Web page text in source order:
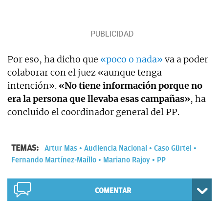
Por eso, ha dicho que «poco o nada» va a poder
colaborar con el juez «aunque tenga
intención». «No tiene información porque no
era la persona que llevaba esas campañas», ha
concluido el coordinador general del PP.
TEMAS: Artur Mas Audiencia Nacional
Caso Gürtel
Fernando Martínez-Maíllo
Mariano Rajoy PP
COMENTAR